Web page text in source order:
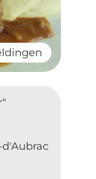
d'Aubrac